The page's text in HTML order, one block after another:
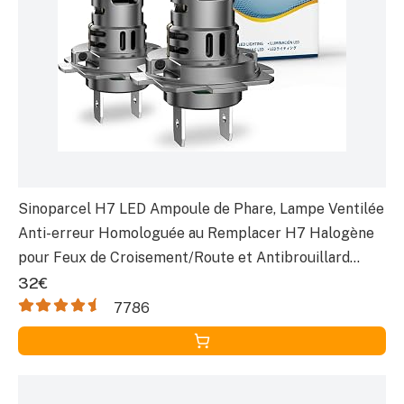
Sinoparcel H7 LED Ampoule de Phare, Lampe Ventilée
Anti-erreur Homologuée au Remplacer H7 Halogène
pour Feux de Croisement/Route et Antibrouillard
Voiture, 12V 35W Blanche 6500K, Lot de 2
32€
7786